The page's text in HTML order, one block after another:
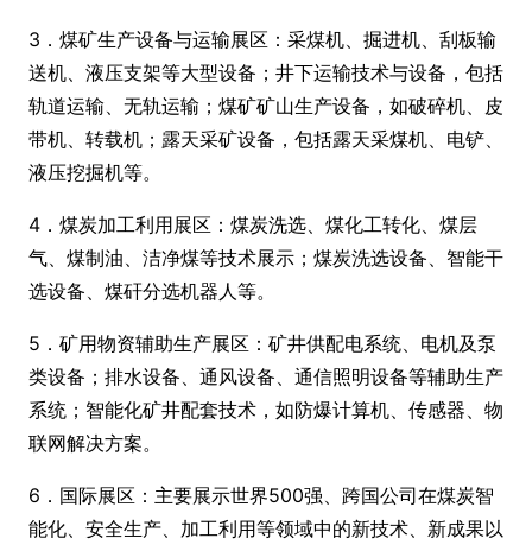
3．煤矿生产设备与运输展区：采煤机、掘进机、刮板输
送机、液压支架等大型设备；井下运输技术与设备，包括
轨道运输、无轨运输；煤矿矿山生产设备，如破碎机、皮
带机、转载机；露天采矿设备，包括露天采煤机、电铲、
液压挖掘机等。
4．煤炭加工利用展区：煤炭洗选、煤化工转化、煤层
气、煤制油、洁净煤等技术展示；煤炭洗选设备、智能干
选设备、煤矸分选机器人等。
5．矿用物资辅助生产展区：矿井供配电系统、电机及泵
类设备；排水设备、通风设备、通信照明设备等辅助生产
系统；智能化矿井配套技术，如防爆计算机、传感器、物
联网解决方案。
6．国际展区：主要展示世界500强、跨国公司在煤炭智
能化、安全生产、加工利用等领域中的新技术、新成果以